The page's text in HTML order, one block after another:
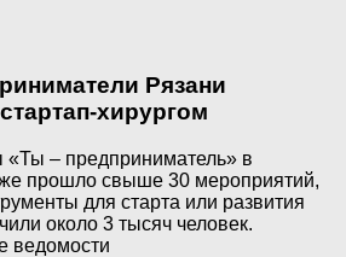
Рязани
хирургом
– предприниматель» в
прошло свыше 30 мероприятий,
для старта или развития
около 3 тысяч человек.
ведомости